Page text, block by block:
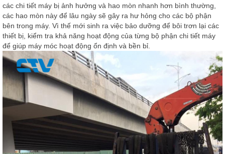
các chi tiết máy bị ảnh hưởng và hao mòn nhanh hơn bình thường,
các hao mòn này để lâu ngày sẽ gây ra hư hỏng cho các bộ phận
bên trong máy. Vì thế mới sinh ra việc bảo dưỡng để bôi trơn lại các
thiết bị, kiểm tra khả năng hoạt động của từng bộ phận chi tiết máy
để giúp máy móc hoạt động ổn định và bền bỉ.